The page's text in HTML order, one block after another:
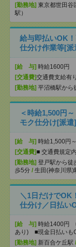
[勤務地] 東京都世田谷
駅）
給与即払いOK
仕分け作業等[派
[給 与] 時給1600円
[交通費]交通費支給有り
[勤務地] 平沼橋駅から
＜時給1,500円
モク仕分け[派遣]
[給 与] 時給1,500円
[交通費]■ 交通費規定
[勤務地] 登戸駅から徒
歩5分 / 生田(神奈川県)
＼1日だけでOK
仕分け／日払い
[給 与] 時給1400円
あり) ■現金日払いも
[勤務地] 新百合ケ丘駅 /